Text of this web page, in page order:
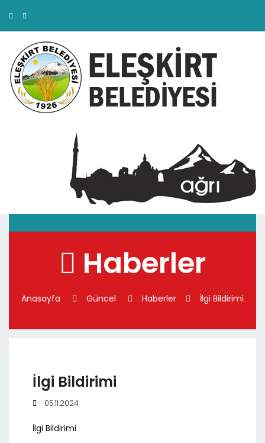
Haberler
Anasayfa Güncel Haberler İlgi Bildirimi
İlgi Bildirimi
05.11.2024
İlgi Bildirimi